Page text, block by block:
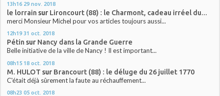
13h16 29 nov. 2018
le lorrain sur Lironcourt (88) : le Charmont, cadeau irréel du...
merci Monsieur Michel pour vos articles toujours aussi...
12h19 31 oct. 2018
Pétin sur Nancy dans la Grande Guerre
Belle initiative de la ville de Nancy ! Il est important...
08h15 18 oct. 2018
M. HULOT sur Brancourt (88) : le déluge du 26 juillet 1770
C'était déjà sûrement la faute au réchauffement...
08h23 05 oct. 2018